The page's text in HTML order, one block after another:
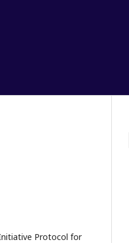
Protocol for